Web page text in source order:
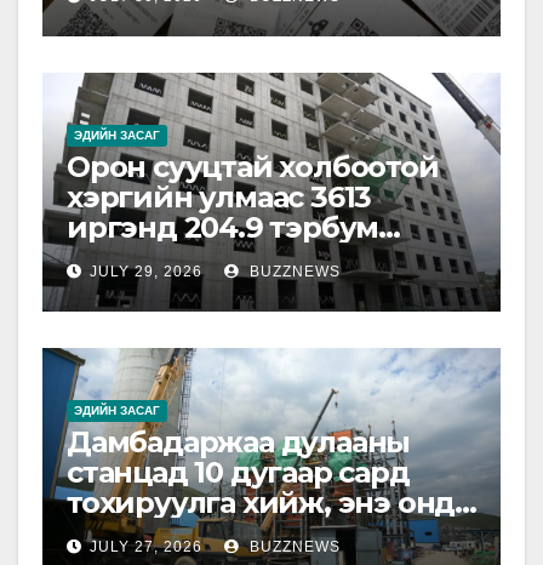
ЭДИЙН ЗАСАГ
Орон сууцтай холбоотой
хэргийн улмаас 3613
иргэнд 204.9 тэрбум
төгрөгийн хохирол
учирчээ
JULY 29, 2026 BUZZNEWS
ЭДИЙН ЗАСАГ
Дамбадаржаа дулааны
станцад 10 дугаар сард
тохируулга хийж, энэ онд
ашиглалтад оруулна
JULY 27, 2026 BUZZNEWS